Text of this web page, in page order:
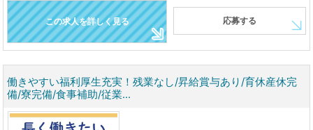
この求人を詳しく見る 応募する
働きやすい福利厚生充実！残業なし/昇給賞与あり/育休産休完
備/寮完備/食事補助/従業...